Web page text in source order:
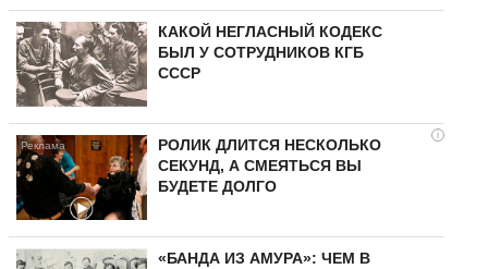
КАКОЙ НЕГЛАСНЫЙ КОДЕКС
БЫЛ У СОТРУДНИКОВ КГБ
СССР
i
РОЛИК ДЛИТСЯ НЕСКОЛЬКО
СЕКУНД, А СМЕЯТЬСЯ ВЫ
БУДЕТЕ ДОЛГО
«БАНДА ИЗ АМУРА»: ЧЕМ В